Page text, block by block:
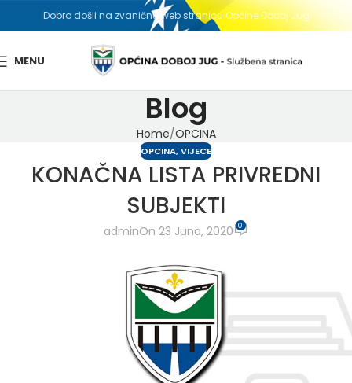
Dobro došli na zvaničnu web stranicu Općine Doboj Jug
MENU
Blog
Home OPCINA
OPCINA,VIJECE
KONAČNA LISTA PRIVREDNI
SUBJEKTI
adminOn 23 Juna, 2020 0